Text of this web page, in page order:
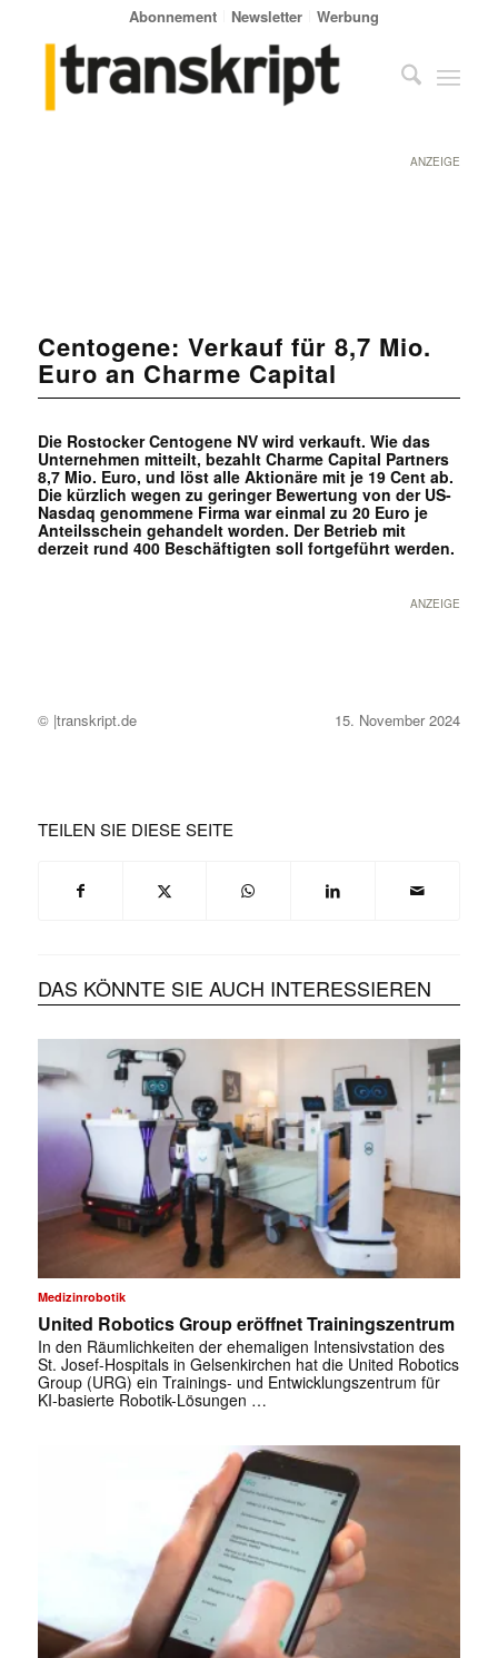
Abonnement Newsletter Werbung
ANZEIGE
Centogene: Verkauf für 8,7 Mio.
Euro an Charme Capital
Die Rostocker Centogene NV wird verkauft. Wie das
Unternehmen mitteilt, bezahlt Charme Capital Partners
8,7 Mio. Euro, und löst alle Aktionäre mit je 19 Cent ab.
Die kürzlich wegen zu geringer Bewertung von der US-
Nasdaq genommene Firma war einmal zu 20 Euro je
Anteilsschein gehandelt worden. Der Betrieb mit
derzeit rund 400 Beschäftigten soll fortgeführt werden.
ANZEIGE
© |transkript.de 15. November 2024
TEILEN SIE DIESE SEITE
DAS KÖNNTE SIE AUCH INTERESSIEREN
Medizinrobotik
United Robotics Group eröffnet Trainingszentrum
In den Räumlichkeiten der ehemaligen Intensivstation des
St. Josef-Hospitals in Gelsenkirchen hat die United Robotics
Group (URG) ein Trainings- und Entwicklungszentrum für
KI-basierte Robotik-Lösungen …